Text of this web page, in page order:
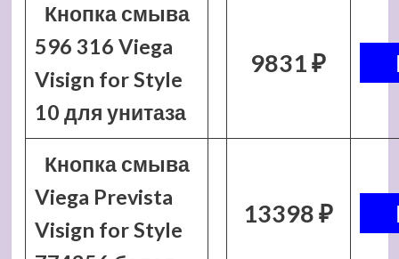
Кнопка смыва
596 316 Viega
Visign for Style
10 для унитаза
9831 ₽
Кнопка смыва
Viega Prevista
Visign for Style
13398 ₽